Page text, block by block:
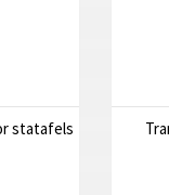
statafels